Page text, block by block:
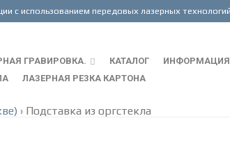
ГРАВИРОВКА. КАТАЛОГ ИНФОРМАЦИЯ
ЛАЗЕРНАЯ РЕЗКА КАРТОНА
› Подставка из оргстекла